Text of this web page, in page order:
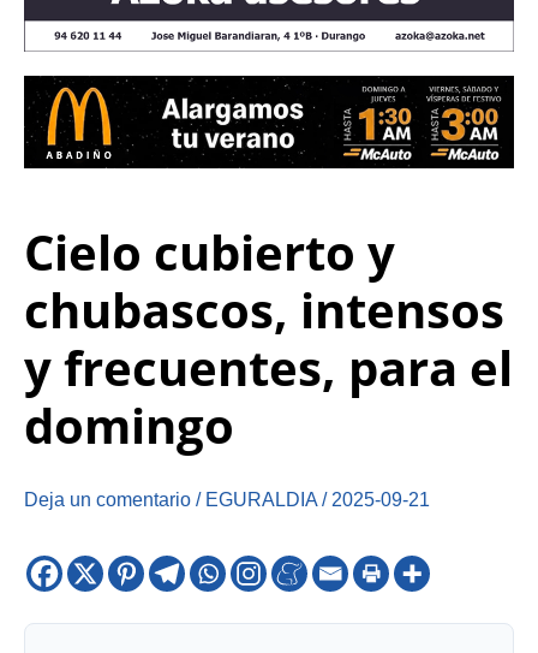
Cielo cubierto y
chubascos, intensos
y frecuentes, para el
domingo
Deja un comentario / EGURALDIA / 2025-09-21